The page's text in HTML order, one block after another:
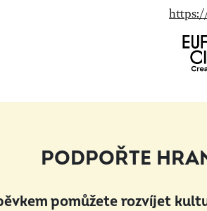
PODPOŘTE
pomůžete rozvíjet